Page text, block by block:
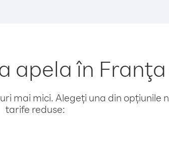
apela în
mai mici. Alegeți una din opțiunile
tarife reduse: